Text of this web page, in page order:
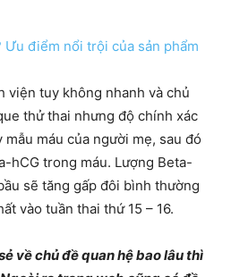
Ưu điểm nổi trội của sản phẩm
viện tuy không nhanh và chủ
thử thai nhưng độ chính xác
mẫu máu của người mẹ, sau đó
hCG trong máu. Lượng Beta-
sẽ tăng gấp đôi bình thường
vào tuần thai thứ 15 – 16.
về chủ đề quan hệ bao lâu thì